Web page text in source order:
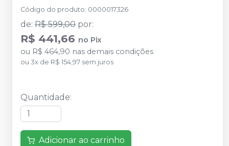
Código do produto: 0000017326
de: R$ 599,00 por:
R$ 441,66 no Pix
ou R$ 464,90 nas demais condições
ou 3x de R$ 154,97 sem juros
Quantidade:
Adicionar ao carrinho